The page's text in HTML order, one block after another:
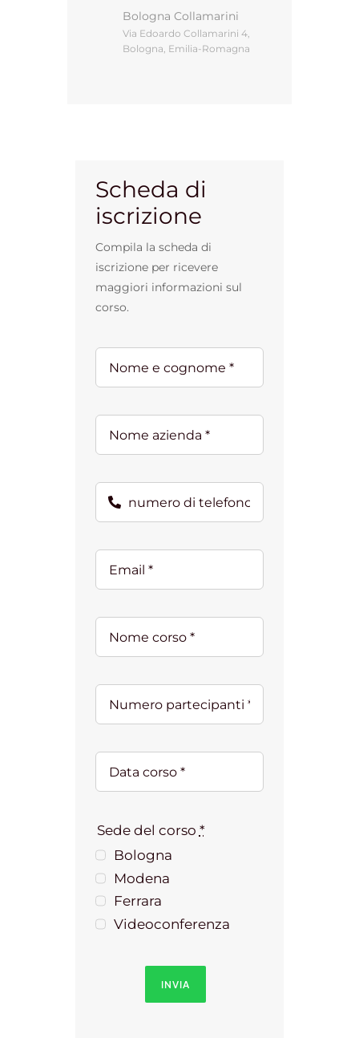
Gestione d’impresa
Bologna Collamarini
Via Edoardo Collamarini 4,
Bologna, Emilia-Romagna
Scheda di
iscrizione
Compila la scheda di
iscrizione per ricevere
maggiori informazioni sul
corso.
Sede del corso *
Bologna
Modena
Ferrara
Videoconferenza
INVIA